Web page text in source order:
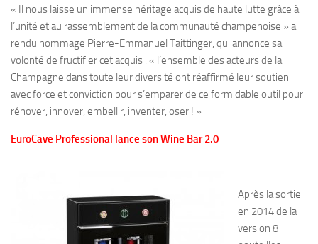
« Il nous laisse un immense héritage acquis de haute lutte grâce à
l’unité et au rassemblement de la communauté champenoise » a
rendu hommage Pierre-Emmanuel Taittinger, qui annonce sa
volonté de fructifier cet acquis : « l’ensemble des acteurs de la
Champagne dans toute leur diversité ont réaffirmé leur soutien
avec force et conviction pour s’emparer de ce formidable outil pour
rénover, innover, embellir, inventer, oser ! »
EuroCave Professional lance son Wine Bar 2.0
Après la sortie
en 2014 de la
version 8